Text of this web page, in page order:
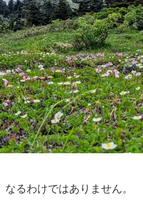
なるわけではありません。